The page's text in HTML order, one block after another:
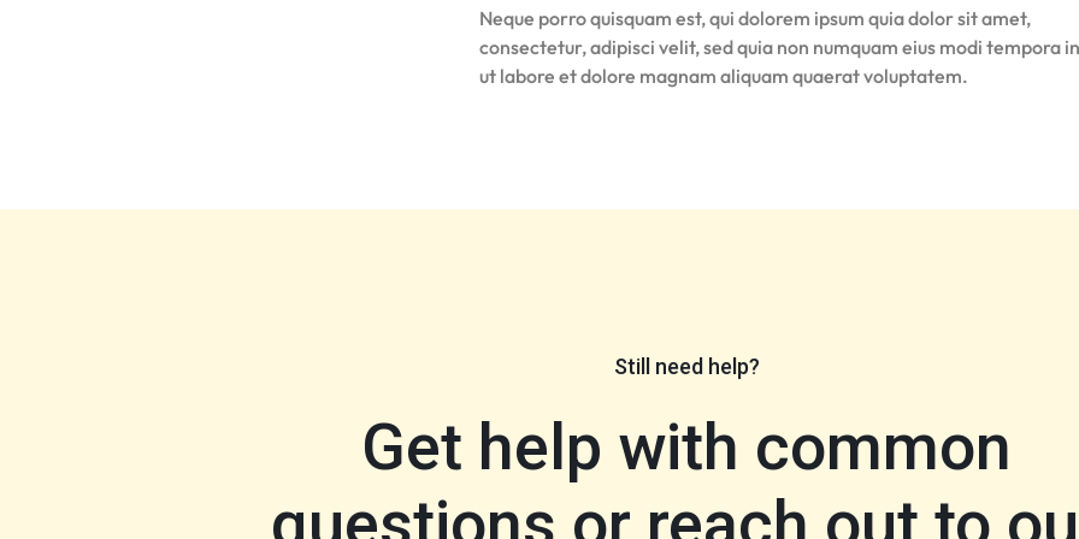
Neque porro quisquam est, qui dolorem ipsum quia dolor sit amet,
consectetur, adipisci velit, sed quia non numquam eius modi tempora
ut labore et dolore magnam aliquam quaerat voluptatem.
Still need help?
Get help with common
questions or reach out to